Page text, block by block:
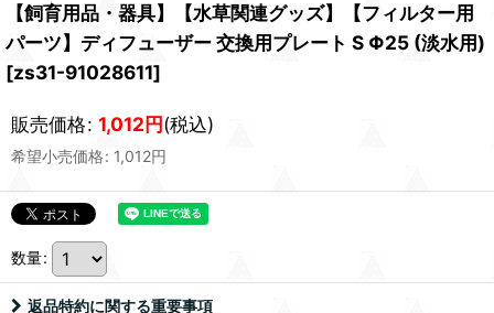
【飼育用品・器具】【水草関連グッズ】【フィルター用
パーツ】ディフューザー 交換用プレート S Φ25 (淡水用)
[zs31-91028611]
販売価格: 1,012円(税込)
希望小売価格: 1,012円
数量:
返品特約に関する重要事項